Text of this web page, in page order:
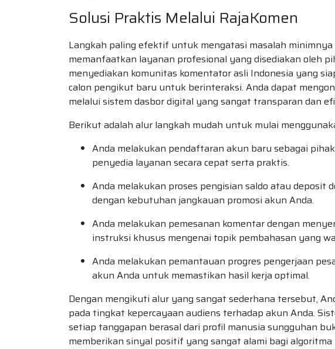
Solusi Praktis Melalui RajaKomen
Langkah paling efektif untuk mengatasi masalah
memanfaatkan layanan profesional yang disediakan oleh
menyediakan komunitas komentator asli Indonesia yang
calon pengikut baru untuk berinteraksi. Anda dapat
melalui sistem dasbor digital yang sangat transparan dan
Berikut adalah alur langkah mudah untuk mulai
Anda melakukan pendaftaran akun baru sebagai
penyedia layanan secara cepat serta praktis.
Anda melakukan proses pengisian saldo atau deposit
dengan kebutuhan jangkauan promosi akun Anda.
Anda melakukan pemesanan komentar dengan
instruksi khusus mengenai topik pembahasan yang
Anda melakukan pemantauan progres pengerjaan
akun Anda untuk memastikan hasil kerja optimal.
Dengan mengikuti alur yang sangat sederhana tersebut,
pada tingkat kepercayaan audiens terhadap akun Anda.
setiap tanggapan berasal dari profil manusia sungguhan
memberikan sinyal positif yang sangat alami bagi